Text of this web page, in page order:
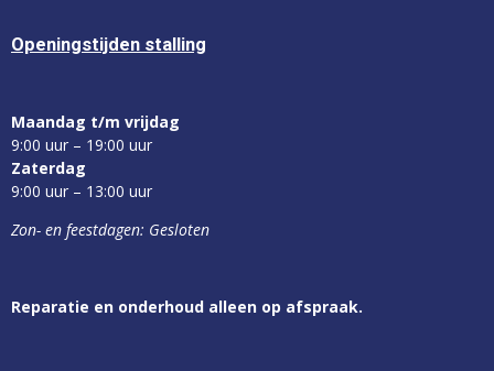
Openingstijden stalling
Maandag t/m vrijdag
9:00 uur – 19:00 uur
Zaterdag
9:00 uur – 13:00 uur
Zon- en feestdagen: Gesloten
Reparatie en onderhoud alleen op afspraak.